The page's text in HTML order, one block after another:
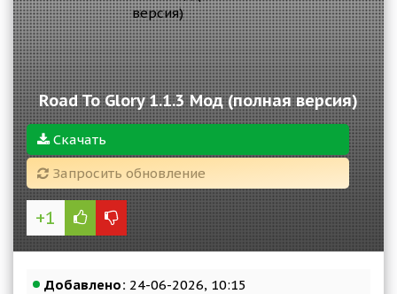
Road To Glory 1.1.3 Мод (полная версия)
Скачать
Запросить обновление
+1
Добавлено: 24-06-2026, 10:15